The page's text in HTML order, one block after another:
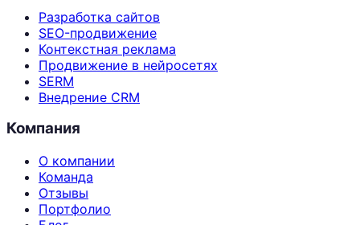
Разработка сайтов
SEO-продвижение
Контекстная реклама
Продвижение в нейросетях
SERM
Внедрение CRM
Компания
О компании
Команда
Отзывы
Портфолио